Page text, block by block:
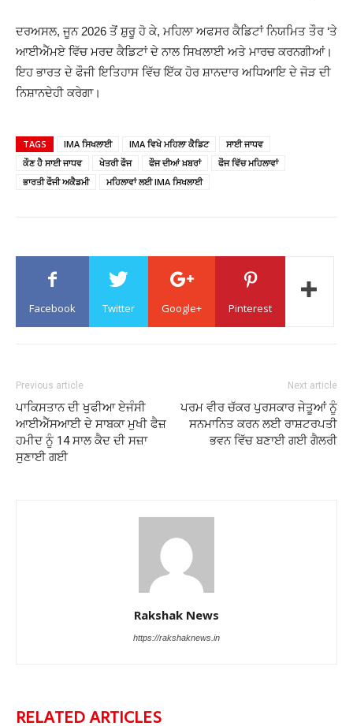
ਦਰਅਸਲ, ਜੂਨ 2026 ਤੋਂ ਸ਼ੁਰੂ ਹੋ ਕੇ, ਮਹਿਲਾ ਅਫਸਰ ਕੈਡਿਟਾਂ ਨਿਯਮਿਤ ਤੌਰ ‘ਤੇ
ਆਈਐੱਮਏ ਵਿੱਚ ਮਰਦ ਕੈਡਿਟਾਂ ਦੇ ਨਾਲ ਸਿਖਲਾਈ ਅਤੇ ਮਾਰਚ ਕਰਨਗੀਆਂ।
ਇਹ ਭਾਰਤ ਦੇ ਫੌਜੀ ਇਤਿਹਾਸ ਵਿੱਚ ਇੱਕ ਹੋਰ ਸ਼ਾਨਦਾਰ ਅਧਿਆਇ ਦੇ ਜੋੜ ਦੀ
ਨਿਸ਼ਾਨਦੇਹੀ ਕਰੇਗਾ।
TAGS IMA ਸਿਖਲਾਈ IMA ਵਿਖੇ ਮਹਿਲਾ ਕੈਡਿਟ
ਸਾਈ ਜਾਧਵ
ਕੌਣ ਹੈ ਸਾਈ ਜਾਧਵ
ਖੇਤਰੀ ਫੌਜ ਫੌਜ ਦੀਆਂ ਖ਼ਬਰਾਂ
ਫੌਜ ਵਿੱਚ ਮਹਿਲਾਵਾਂ
ਭਾਰਤੀ ਫੌਜੀ ਅਕੈਡਮੀ
ਮਹਿਲਾਵਾਂ ਲਈ IMA ਸਿਖਲਾਈ
Facebook Twitter Google+ Pinterest
Previous article
ਪਾਕਿਸਤਾਨ ਦੀ ਖੁਫੀਆ ਏਜੰਸੀ
ਆਈਐੱਸਆਈ ਦੇ ਸਾਬਕਾ ਮੁਖੀ ਫੈਜ਼
ਹਮੀਦ ਨੂੰ 14 ਸਾਲ ਕੈਦ ਦੀ ਸਜ਼ਾ
ਸੁਣਾਈ ਗਈ
Next article
ਪਰਮ ਵੀਰ ਚੱਕਰ ਪੁਰਸਕਾਰ ਜੇਤੂਆਂ ਨੂੰ
ਸਨਮਾਨਿਤ ਕਰਨ ਲਈ ਰਾਸ਼ਟਰਪਤੀ
ਭਵਨ ਵਿੱਚ ਬਣਾਈ ਗਈ ਗੈਲਰੀ
Rakshak News
https://rakshaknews.in
RELATED ARTICLES